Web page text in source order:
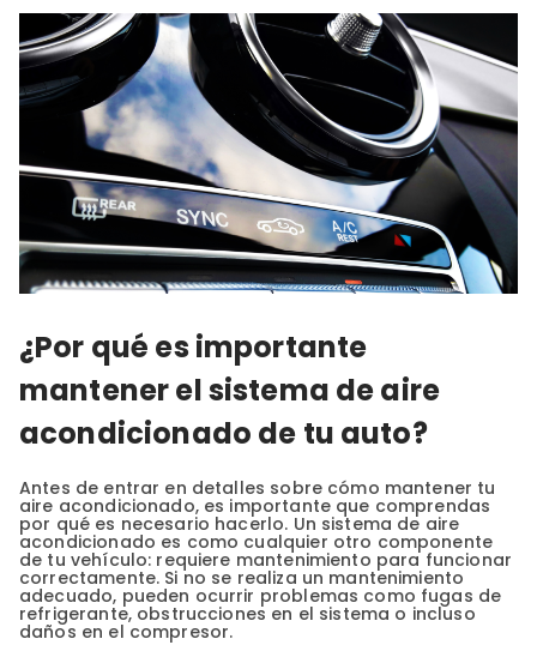
¿Por qué es importante
mantener el sistema de aire
acondicionado de tu auto?
Antes de entrar en detalles sobre cómo mantener tu
aire acondicionado, es importante que comprendas
por qué es necesario hacerlo. Un sistema de aire
acondicionado es como cualquier otro componente
de tu vehículo: requiere mantenimiento para funcionar
correctamente. Si no se realiza un mantenimiento
adecuado, pueden ocurrir problemas como fugas de
refrigerante, obstrucciones en el sistema o incluso
daños en el compresor.